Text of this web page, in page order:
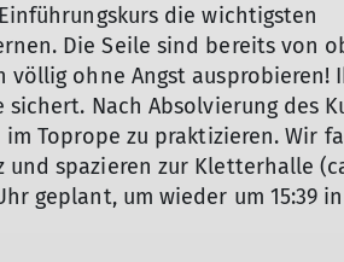
die wichtigsten
Die Seile sind bereits von
ohne Angst ausprobieren!
Nach Absolvierung des
Toprope zu praktizieren. Wir
und spazieren zur Kletterhalle
geplant, um wieder um 15:39